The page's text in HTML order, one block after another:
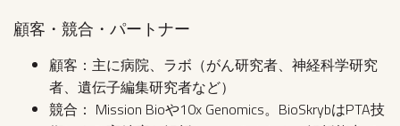
顧客・競合・パートナー
顧客：主に病院、ラボ（がん研究者、神経科学研究
者、遺伝子編集研究者など）
競合： Mission Bioや10x Genomics。BioSkrybはPTA技